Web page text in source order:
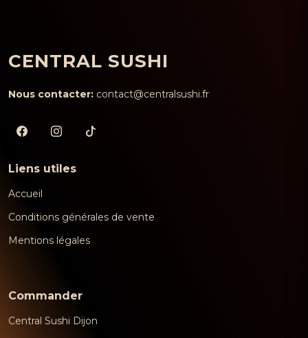
CENTRAL SUSHI
Nous contacter: contact@centralsushi.fr
Liens utiles
Accueil
Conditions générales de vente
Mentions légales
Commander
Central Sushi Dijon